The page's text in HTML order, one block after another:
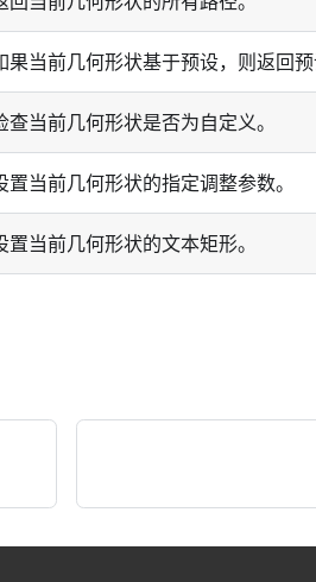
果当前几何形状基于预设，则返回预
查当前几何形状是否为自定义。
置当前几何形状的指定调整参数。
置当前几何形状的文本矩形。